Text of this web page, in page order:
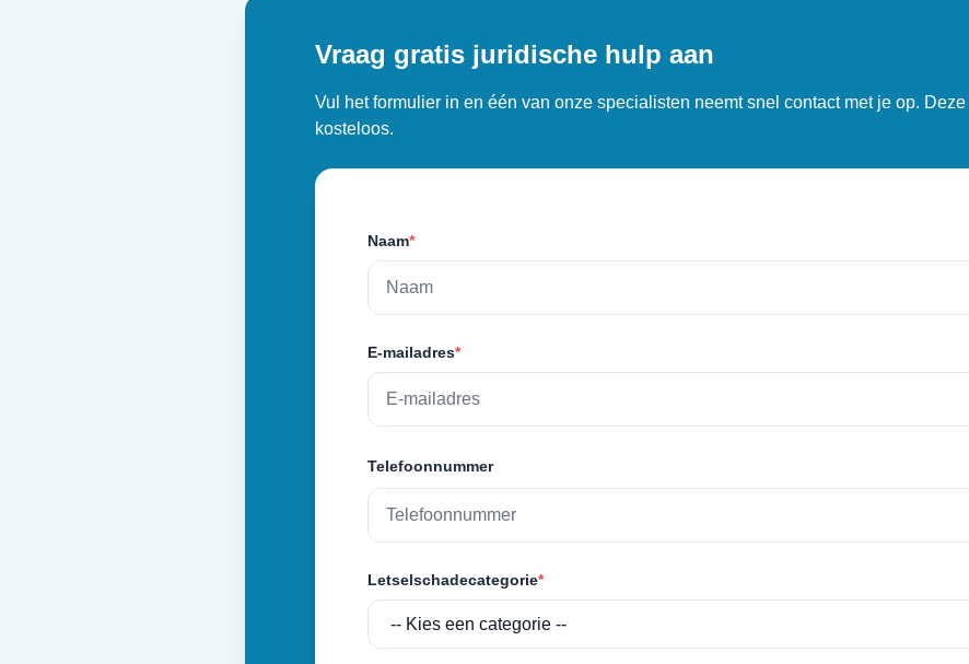
Vraag gratis juridische hulp aan
Vul het formulier in en één van onze specialisten neemt snel contact met je op.
kosteloos.
Naam*
E-mailadres*
Telefoonnummer
Letselschadecategorie*